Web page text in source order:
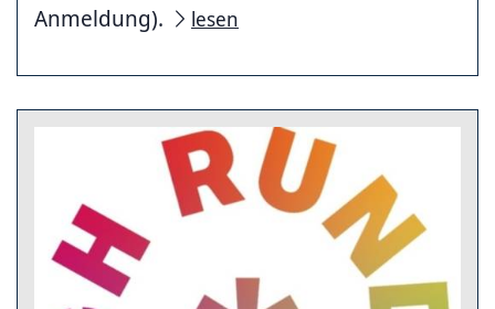
Anmeldung).
lesen